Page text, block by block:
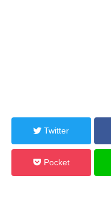
Twitter
Pocket